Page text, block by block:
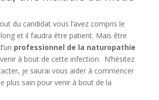
du candidat vous l’avez compris le
et il faudra être patient. Mais être
professionnel de la naturopathie
à bout de cette infection. N’hésitez
je saurai vous aider à commencer
plus sain pour venir à bout de la